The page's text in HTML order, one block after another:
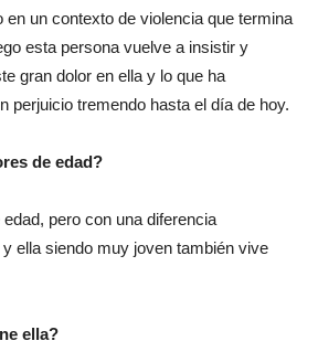
en un contexto de violencia que termina
esta persona vuelve a insistir y
gran dolor en ella y lo que ha
perjuicio tremendo hasta el día de hoy.
de edad?
pero con una diferencia
ella siendo muy joven también vive
ella?